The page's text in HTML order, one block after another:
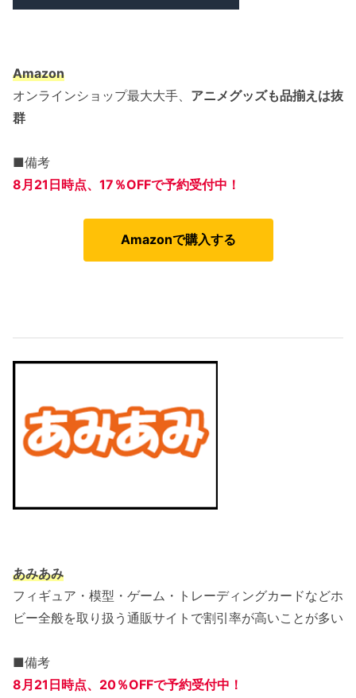
Amazon
オンラインショップ最大大手、 アニメグッズも品揃えは抜
群
■備考
8月21日時点、17％OFFで予約受付中！
Amazonで購入する
あみあみ
フィギュア・模型・ゲーム・トレーディングカードなどホ
ビー全般を取り扱う通販サイトで割引率が高いことが多い
■備考
8月21日時点、20％OFFで予約受付中！